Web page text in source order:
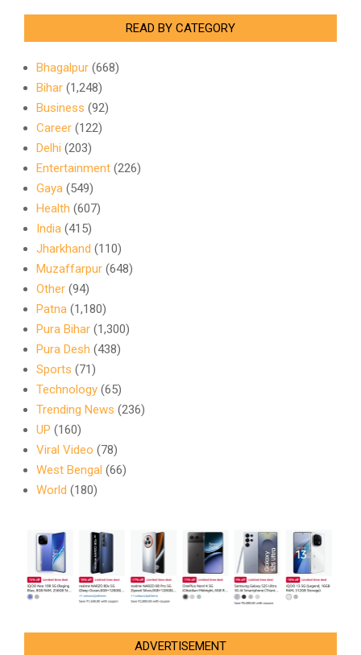
READ BY CATEGORY
Bhagalpur (668)
Bihar (1,248)
Business (92)
Career (122)
Delhi (203)
Entertainment (226)
Gaya (549)
Health (607)
India (415)
Jharkhand (110)
Muzaffarpur (648)
Other (94)
Patna (1,180)
Pura Bihar (1,300)
Pura Desh (438)
Sports (71)
Technology (65)
Trending News (236)
UP (160)
Viral Video (78)
West Bengal (66)
World (180)
ADVERTISEMENT